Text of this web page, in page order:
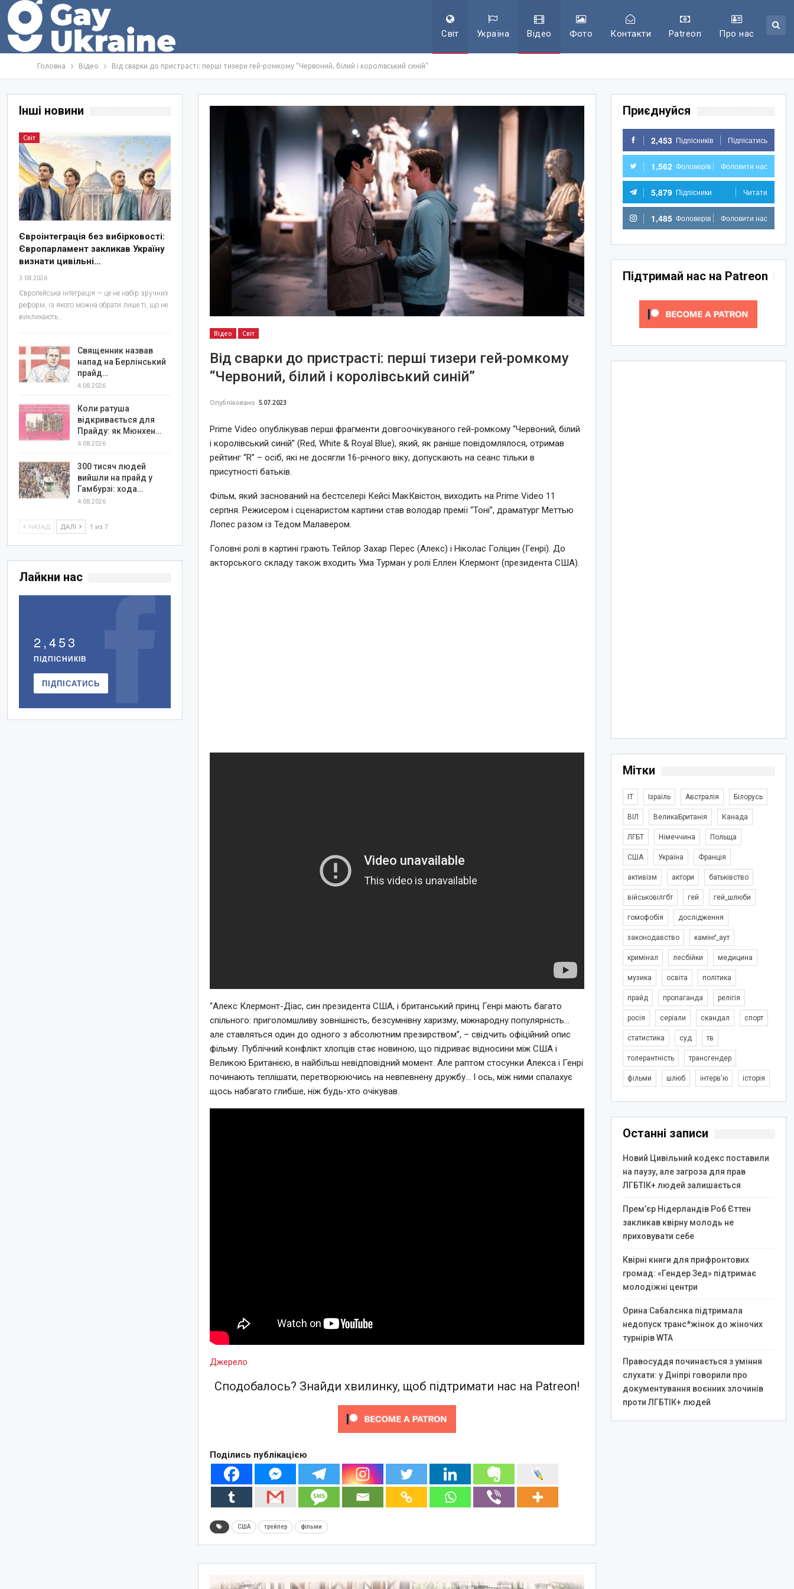
Світ Україна Відео Фото Контакти Patreon Про нас
Головна Відео Від сварки до пристрасті: перші тизери гей-ромкому “Червоний, білий і королівський синій”
Відео Світ
Від сварки до пристрасті: перші тизери гей-ромкому
“Червоний, білий і королівський синій”
Опубліковано 5.07.2023
Prime Video опублікував перші фрагменти довгоочікуваного гей-ромкому “Червоний, білий
і королівський синій” (Red, White & Royal Blue), який, як раніше повідомлялося, отримав
рейтинг “R” – осіб, які не досягли 16-річного віку, допускають на сеанс тільки в
присутності батьків.
Фільм, який заснований на бестселері Кейсі МакКвістон, виходить на Prime Video 11
серпня. Режисером і сценаристом картини став володар премії “Тоні”, драматург Меттью
Лопес разом із Тедом Малавером.
Головні ролі в картині грають Тейлор Захар Перес (Алекс) і Ніколас Голіцин (Генрі). До
акторського складу також входить Ума Турман у ролі Еллен Клермонт (президента США).
“Алекс Клермонт-Діас, син президента США, і британський принц Генрі мають багато
спільного: приголомшливу зовнішність, безсумнівну харизму, міжнародну популярність…
але ставляться один до одного з абсолютним презирством”, – свідчить офіційний опис
фільму. Публічний конфлікт хлопців стає новиною, що підриває відносини між США і
Великою Британією, в найбільш невідповідний момент. Але раптом стосунки Алекса і Генрі
починають теплішати, перетворюючись на невпевнену дружбу… І ось, між ними спалахує
щось набагато глибше, ніж будь-хто очікував.
Джерело
Сподобалось? Знайди хвилинку, щоб підтримати нас на Patreon!
Поділись публікацією
США трейлер фільми
Приєднуйся
2,453 Підпісників Підпісатись
1,562 Фоловерів Фоловити нас
5,879 Підпісники Читати
1,485 Фоловерів Фоловити нас
Підтримай нас на Patreon
Мітки
IT Ізраїль Австралія Білорусь
ВІЛ ВеликаБританія Канада
ЛГБТ Німеччина Польща
США Україна Франція
активізм актори батьківство
військовілгбт гей гей_шлюби
гомофобія дослідження
законодавство камінґ_аут
кримінал лесбійки медицина
музика освіта політика
прайд пропаганда релігія
росія серіали скандал спорт
статистика суд тв
толерантність трансгендер
фільми шлюб інтерв'ю історія
Останні записи
Новий Цивільний кодекс поставили
на паузу, але загроза для прав
ЛГБТІК+ людей залишається
Прем’єр Нідерландів Роб Єттен
закликав квірну молодь не
приховувати себе
Квірні книги для прифронтових
громад: «Гендер Зед» підтримає
молодіжні центри
Орина Сабалєнка підтримала
недопуск транс*жінок до жіночих
турнірів WTA
Правосуддя починається з уміння
слухати: у Дніпрі говорили про
документування воєнних злочинів
проти ЛГБТІК+ людей
Інші новини
Світ
Євроінтеграція без вибірковості:
Європарламент закликав Україну
визнати цивільні…
3.08.2026
Європейська інтеграція — це не набір зручних
реформ, із якого можна обрати лише ті, що не
викликають…
Священник назвав
напад на Берлінський
прайд…
4.08.2026
Коли ратуша
відкривається для
Прайду: як Мюнхен…
4.08.2026
300 тисяч людей
вийшли на прайд у
Гамбурзі: хода…
4.08.2026
НАЗАД ДАЛІ 1 из 7
Лайкни нас
2,453
ПІДПІСНИКІВ
ПІДПІСАТИСЬ